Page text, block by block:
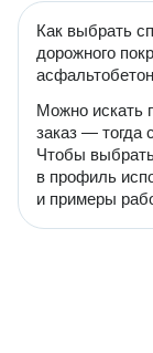
Как выбрать
дорожного
Можно искать
заказ — тогда
Чтобы
в профиль
и примеры